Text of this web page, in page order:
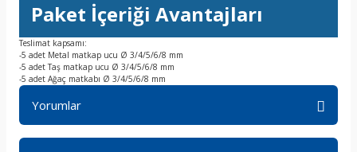
Paket İçeriği Avantajları
Teslimat kapsamı:
-5 adet Metal matkap ucu Ø 3/4/5/6/8 mm
-5 adet Taş matkap ucu Ø 3/4/5/6/8 mm
-5 adet Ağaç matkabı Ø 3/4/5/6/8 mm
Yorumlar